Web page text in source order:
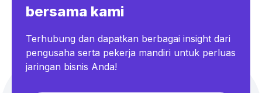
bersama kami
Terhubung dan dapatkan berbagai insight dari
pengusaha serta pekerja mandiri untuk perluas
jaringan bisnis Anda!